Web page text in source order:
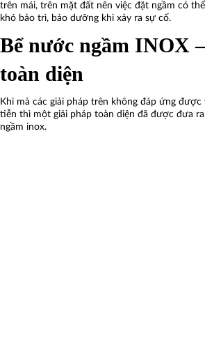
trên mái, trên mặt đất nên việc đặt ngầm có
khó bảo trì, bảo dưỡng khi xảy ra sự cố.
Bể nước ngầm INOX
toàn diện
Khi mà các giải pháp trên không đáp ứng
tiễn thì một giải pháp toàn diện đã được đưa
ngầm inox.